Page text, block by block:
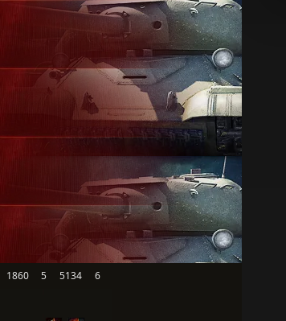
1860 5 5134 6